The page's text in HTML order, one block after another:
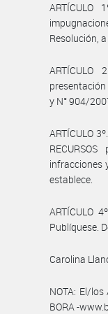
Resolución,
ARTÍCULO
presentación
y N° 904/
ARTÍCULO
infracciones
establece.
ARTÍCULO
Publíquese.
Carolina
NOTA: El/
BORA -